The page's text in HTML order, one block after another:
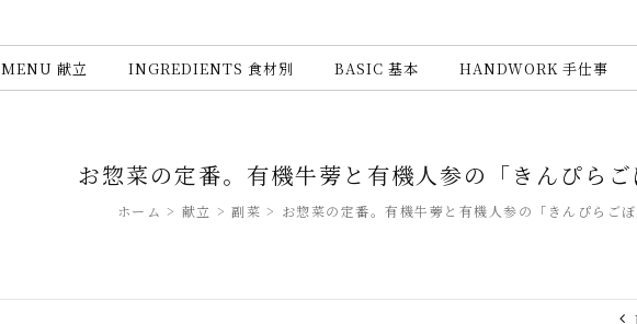
MENU 献立 INGREDIENTS 食材別 BASIC 基本 HANDWORK 手仕事
お惣菜の定番。有機牛蒡と有機人参の「きんぴら
ホーム 献立 副菜 お惣菜の定番。有機牛蒡と有機人参の「きんぴらご